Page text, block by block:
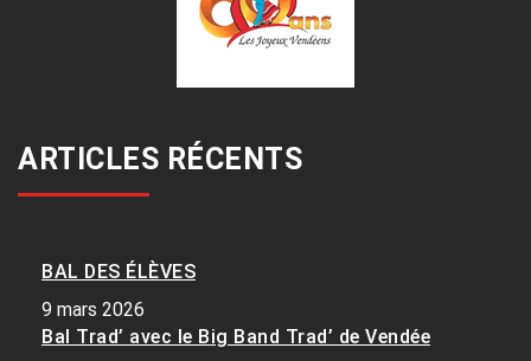
ARTICLES RÉCENTS
BAL DES ÉLÈVES
9 mars 2026
Bal Trad’ avec le Big Band Trad’ de Vendée